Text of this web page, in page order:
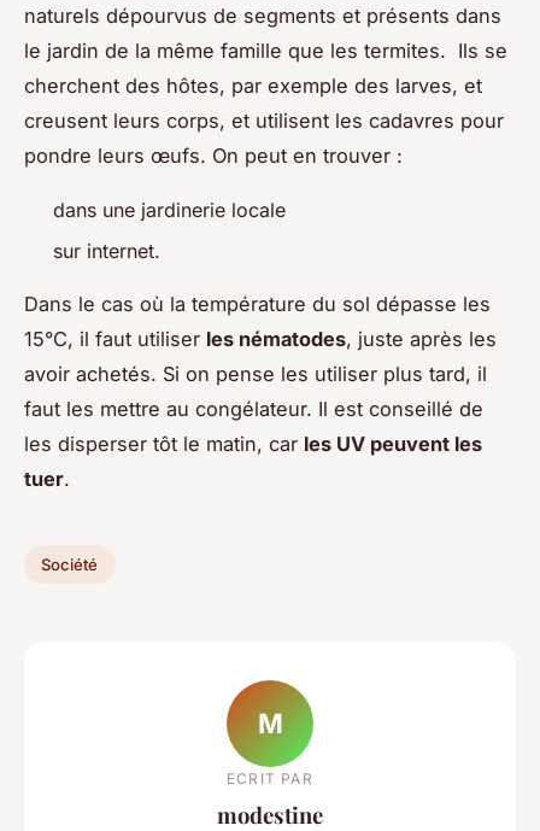
naturels dépourvus de segments et présents dans
le jardin de la même famille que les termites. Ils se
cherchent des hôtes, par exemple des larves, et
creusent leurs corps, et utilisent les cadavres pour
pondre leurs œufs. On peut en trouver :
dans une jardinerie locale
sur internet.
Dans le cas où la température du sol dépasse les
15°C, il faut utiliser les nématodes, juste après les
avoir achetés. Si on pense les utiliser plus tard, il
faut les mettre au congélateur. Il est conseillé de
les disperser tôt le matin, car les UV peuvent les
tuer.
Société
M
ECRIT PAR
modestine